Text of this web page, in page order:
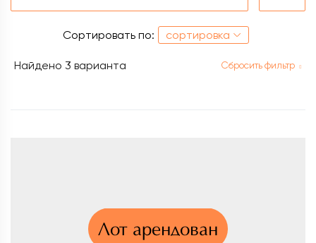
Найдено 3 варианта Сбросить фильтр
Сортировать по: сортировка
Лот арендован